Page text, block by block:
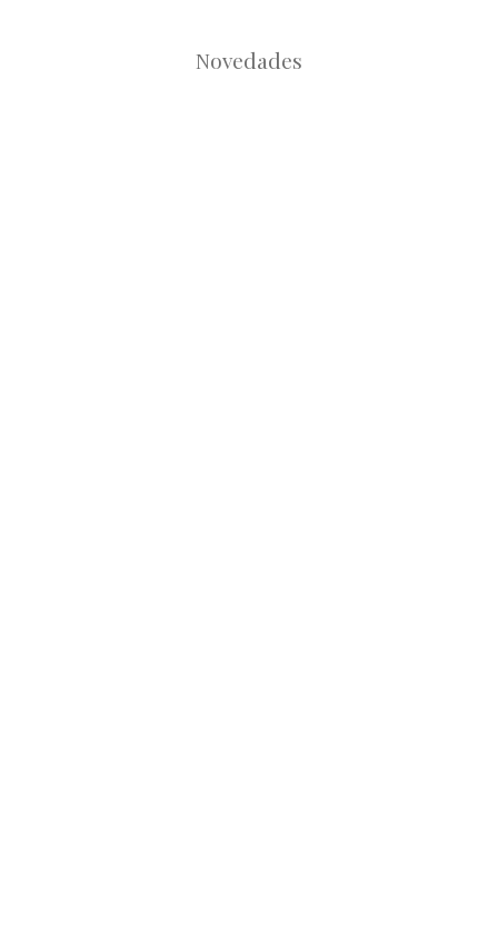
Novedades